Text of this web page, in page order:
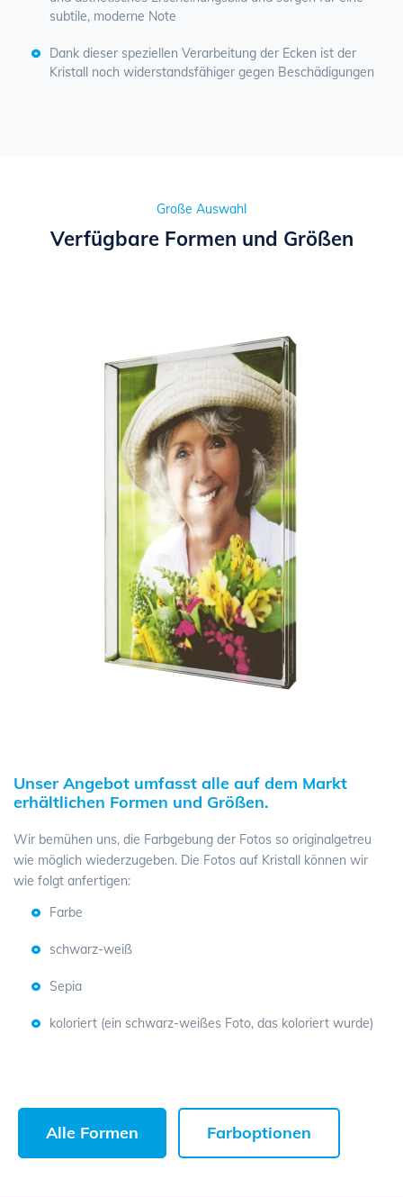
subtile, moderne Note
Dank dieser speziellen Verarbeitung der Ecken ist der
Kristall noch widerstandsfähiger gegen Beschädigungen
Große Auswahl
Verfügbare Formen und Größen
Unser Angebot umfasst alle auf dem Markt
erhältlichen Formen und Größen.
Wir bemühen uns, die Farbgebung der Fotos so originalgetreu
wie möglich wiederzugeben. Die Fotos auf Kristall können wir
wie folgt anfertigen:
Farbe
schwarz-weiß
Sepia
koloriert (ein schwarz-weißes Foto, das koloriert wurde)
Alle Formen Farboptionen